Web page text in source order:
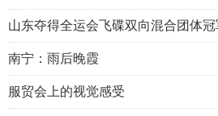
山东夺得全运会飞碟双向混合团体冠
南宁：雨后晚霞
服贸会上的视觉感受